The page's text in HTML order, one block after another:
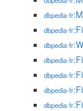
dbpedia-fr
dbpedia-fr
dbpedia-fr
dbpedia-fr
dbpedia-fr
dbpedia-fr
dbpedia-fr